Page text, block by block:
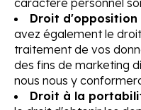
Droit
avez également le
traitement de vos
des fins de marketing
nous nous y
Droit à la